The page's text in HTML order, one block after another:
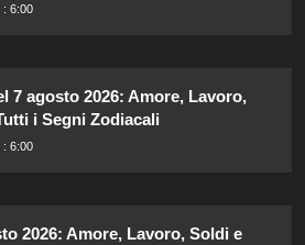
: 6:00
7 agosto 2026: Amore, Lavoro,
i Segni Zodiacali
: 6:00
2026: Amore, Lavoro, Soldi e